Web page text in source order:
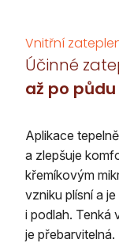
Vnitřní
Účinné
až po půdu
Aplikace
a zlepšuje
křemíkovým
vzniku plísní a
i podlah. Tenká
je přebarvitelná.